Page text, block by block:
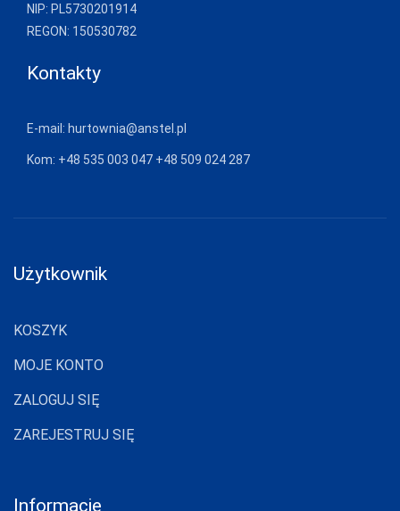
NIP: PL5730201914
REGON: 150530782
Kontakty
E-mail: hurtownia@anstel.pl
Kom: +48 535 003 047 +48 509 024 287
Użytkownik
KOSZYK
MOJE KONTO
ZALOGUJ SIĘ
ZAREJESTRUJ SIĘ
Informacje